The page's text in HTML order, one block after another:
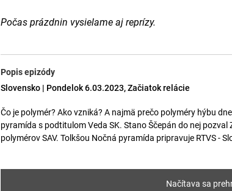
Počas prázdnin vysielame aj reprízy.
Popis epizódy
Slovensko | Pondelok 6.03.2023, Začiatok relácie
Čo je polymér? Ako vzniká? A najmä prečo polyméry hýbu
pyramída s podtitulom Veda SK. Stano Ščepán do nej
polymérov SAV. Tolkšou Nočná pyramída pripravuje RTVS -